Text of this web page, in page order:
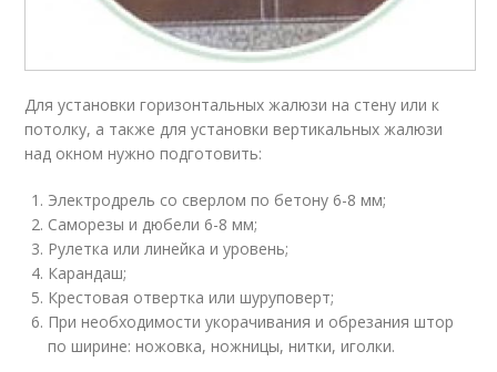
Для установки горизонтальных жалюзи на стену или к
потолку, а также для установки вертикальных жалюзи
над окном нужно подготовить:
Электродрель со сверлом по бетону 6-8 мм;
Саморезы и дюбели 6-8 мм;
Рулетка или линейка и уровень;
Карандаш;
Крестовая отвертка или шуруповерт;
При необходимости укорачивания и обрезания штор
по ширине: ножовка, ножницы, нитки, иголки.